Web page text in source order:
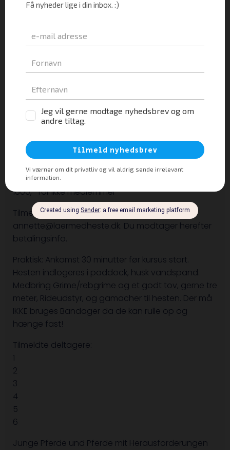
at være sammen på et nyt sted.
håndtere jeres udfordringer.
Arbejd med kommunikation, tryghed, tillid.
Med gensidig forståelse som fundament bliver det
trygt og rart at være sammen.
4 lørdage á 2 timer. Der er max 6 pladser på holdet.
Pris:
1400,- for medlemmer
1600,- for ikke medlemmer
Tilmelding sker ved at sende en mail til
annette@laermedheste.dk. Du modtager herefter
betalingsinfo.
Praktisk: Ankomst 30 minutter før kursus start.
Hesten indlogeres i paddock, husk vandspand.
Medbring Grime/rebgrime og et godt tov, gerne tre
meter, Rideudstyr, og gamacher til hesten. Der må
IKKE bruges Bandager da de kan rulle op og
hænge fast!
Tilmeldte deltagere:
1
2
3
4
5
6
Junge Pferde und Pferde mit Herausforderungen